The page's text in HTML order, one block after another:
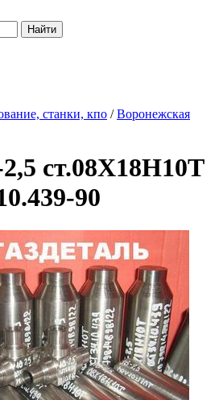
Найти
станки, кпо / Воронежская
ст.08Х18Н10Т
90